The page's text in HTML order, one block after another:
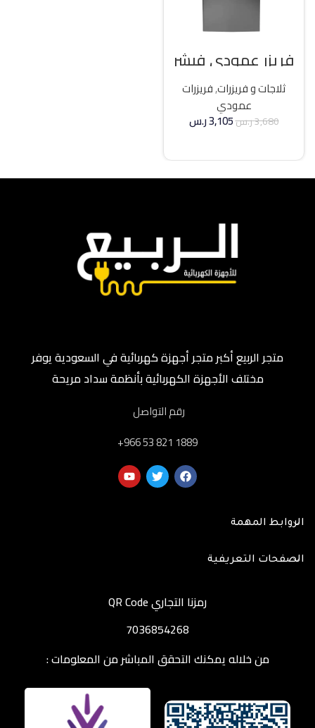
فريزر عمودي فيشر
21 قدم انفرتر – فضي
ثلاجات و فريزرات,فريزرات
عمودي
3,680ر.س3,105ر.س
متجر الربيع أكبر متجر أجهزة كهربائية في السعودية يوفر
مختلف الأجهزة الكهربائية بأنظمة سداد مريحة
رقم التواصل
‎+966 53 821 1889
الروابط المهمة
الصفحات التعريفية
رمزنا التجاري QR Code
7036854268
من خلاله يمكنك التحقق المباشر من المعلومات :